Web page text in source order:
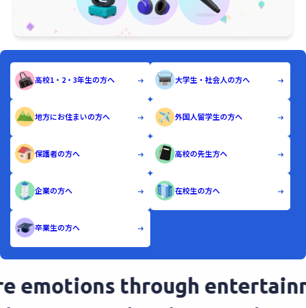
高校1・2・3年生の方へ 大学生・社会人の方へ
地方にお住まいの方へ 外国人留学生の方へ
保護者の方へ 高校の先生方へ
企業の方へ 在校生の方へ
卒業生の方へ
through